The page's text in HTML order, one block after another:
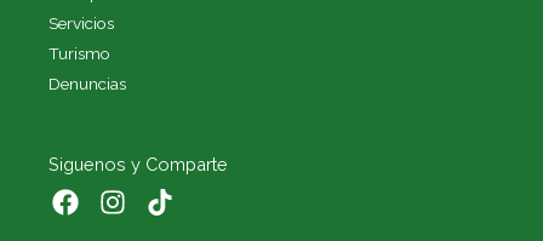
Servicios
Turismo
Denuncias
Siguenos y Comparte